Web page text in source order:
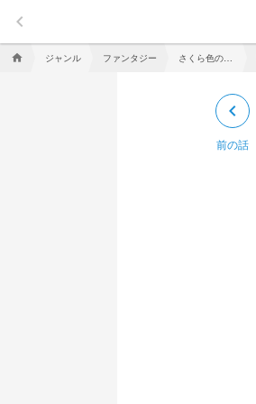
keyboard_arrow_left
home ジャンル ファンタジー
keyboard_arrow_left
前の話